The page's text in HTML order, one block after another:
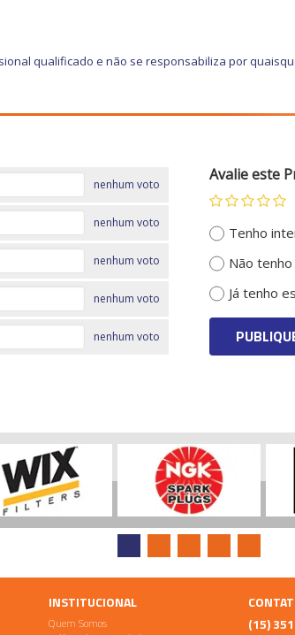
qualificado e não se responsabiliza por
nenhum voto
nenhum voto
nenhum voto
nenhum voto
nenhum voto
Avalie este
Tenho
Não
Já tenho
INSTITUCIONAL
Quem Somos
(15)